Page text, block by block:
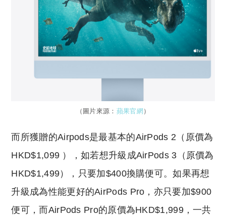
（圖片來源： 蘋果官網）
而所獲贈的Airpods是最基本的AirPods 2（原價為
HKD$1,099 ），如若想升級成AirPods 3（原價為
HKD$1,499），只要加$400換購便可。如果再想
升級成為性能更好的AirPods Pro，亦只要加$900
便可，而AirPods Pro的原價為HKD$1,999，一共